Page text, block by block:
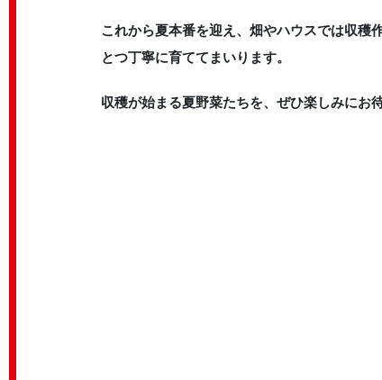
これから夏本番を迎え、畑やハウスでは収穫
とつ丁寧に育ててまいります。
収穫が始まる夏野菜たちを、ぜひ楽しみにお